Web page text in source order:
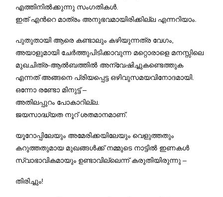
എത്തിനില്‍ക്കുന്നു സംഗതികള്‍.
ഇത് എന്‍റെ മാത്രം അനുഭവമായിരിക്കില്ല എന്നറിയാം.
പുതുതായി ആരെ കണ്ടാലും കഴിയുന്നത്ര വേഗം,
അയാളുമായി ചേര്‍ത്തുപിടിക്കാവുന്ന മറ്റൊരാളെ മനസ്സിലെ
മുഖചിത്ര-ആല്‍ബത്തില്‍ അന്വേഷിച്ചുകണ്ടെത്തുക
എന്നത് അങ്ങനെ പ്രിയപ്പെട്ട ഒഴിവുസമയവിനോദമായി.
ഒന്നോ രണ്ടോ മിനുട്ട് –
അതിലപ്പുറം പോകാറില്ല.
ജയസാദ്ധ്യത നൂറ് ശതമാനമാണ്.
യൂറോപ്പിലേയും അമേരിക്കയിലേയും വെളുത്തതും
കറുത്തതുമായ മുഖങ്ങള്‍ക്ക് നമ്മുടെ നാട്ടില്‍ ഇണകള്‍
സ്വാഭാവികമായും ഉണ്ടാവില്ലെന്ന് കരുതിയിരുന്നു –
തിരിച്ചും!